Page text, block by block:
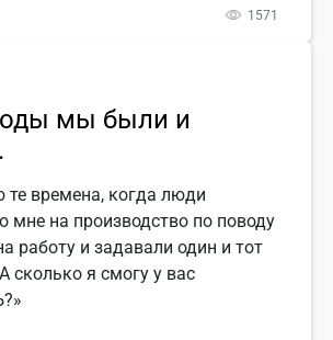
1571
мы были и
времена, когда люди
мне на производство по поводу
работу и задавали один и тот
сколько я смогу у вас